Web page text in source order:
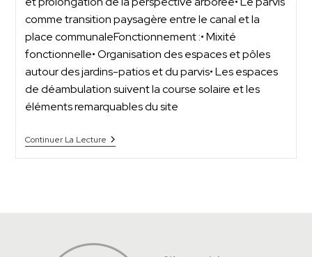
comme transition paysagère entre le canal et la
place communaleFonctionnement :• Mixité
fonctionnelle• Organisation des espaces et pôles
autour des jardins-patios et du parvis• Les espaces
de déambulation suivent la course solaire et les
éléments remarquables du site
Continuer La Lecture